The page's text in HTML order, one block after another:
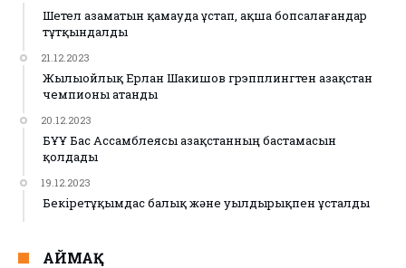
Шетел азаматын қамауда ұстап, ақша бопсалағандар
тұтқындалды
21.12.2023
Жылыойлық Ерлан Шакишов грэпплингтен Қазақстан
чемпионы атанды
20.12.2023
БҰҰ Бас Ассамблеясы Қазақстанның бастамасын
қолдады
19.12.2023
Бекіретұқымдас балық және уылдырықпен ұсталды
АЙМАҚ